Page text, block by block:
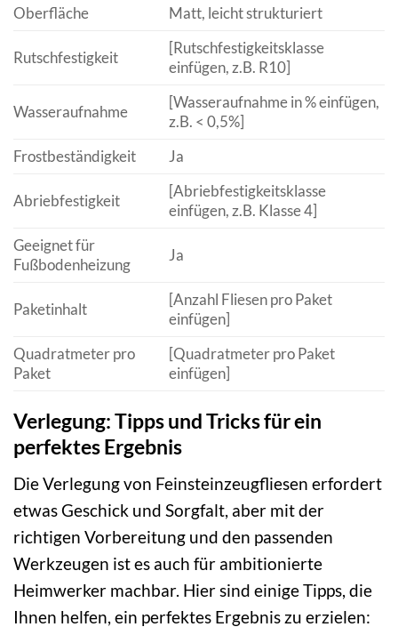
Oberfläche
Matt, leicht strukturiert
Rutschfestigkeit
[Rutschfestigkeitsklasse
einfügen, z.B. R10]
Wasseraufnahme
[Wasseraufnahme in % einfügen,
z.B. < 0,5%]
Frostbeständigkeit
Ja
Abriebfestigkeit
[Abriebfestigkeitsklasse
einfügen, z.B. Klasse 4]
Geeignet für
Fußbodenheizung
Ja
Paketinhalt
[Anzahl Fliesen pro Paket
einfügen]
Quadratmeter pro
Paket
[Quadratmeter pro Paket
einfügen]
Verlegung: Tipps und Tricks für ein
perfektes Ergebnis
Die Verlegung von Feinsteinzeugfliesen erfordert
etwas Geschick und Sorgfalt, aber mit der
richtigen Vorbereitung und den passenden
Werkzeugen ist es auch für ambitionierte
Heimwerker machbar. Hier sind einige Tipps, die
Ihnen helfen, ein perfektes Ergebnis zu erzielen: